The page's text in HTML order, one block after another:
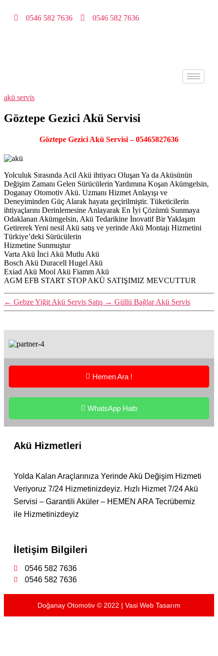
0546 582 7636 0546 582 7636
akü servis
Göztepe Gezici Akü Servisi
Göztepe Gezici Akü Servisi – 05465827636
Yolculuk Sırasında Acil Akü ihtiyacı Oluşan Ya da Aküsünün
Değişim Zamanı Gelen Sürücülerin Yardımına Koşan Akümgelsin,
Doganay Otomotiv Akü. Uzmanı Hizmet Anlayışı ve
Deneyiminden Güç Alarak hayata geçirilmiştir. Tüketicilerin
ihtiyaçlarını Derinlemesine Anlayarak En İyi Çözümü Sunmaya
Odaklanan Akümgelsin, Akü Tedarikine İnovatif Bir Yaklaşım
Getirerek Yeni nesil Akü satış ve yerinde Akü Montajı Hizmetini
Türkiye’deki Sürücülerin
Hizmetine Sunmuştur
Varta Akü İnci Akü Mutlu Akü
Bosch Akü Duracell Hugel Akü
Exiad Akü Mool Akü Fiamm Akü
AGM EFB START STOP AKÜ SATIŞIMIZ MEVCUTTUR
← Gebze Yiğit Akü Servis Satış → Güllü Bağlar Akü Servis
Hemen Ara !
WhatsApp Hattı
Akü Hizmetleri
Yolda Kalan Araçlarınıza Yerinde Akü Değişim Hizmeti
Veriyoruz 7/24 Hizmetinizdeyiz. Hızlı Hizmet 7/24 Akü
Servisi – Garantili Aküler – HEMEN ARA Tecrübemiz
ile Hizmetinizdeyiz
İletişim Bilgileri
0546 582 7636
0546 582 7636
Doğanay Otomotiv © 2022 | Vasi Web Tasarım